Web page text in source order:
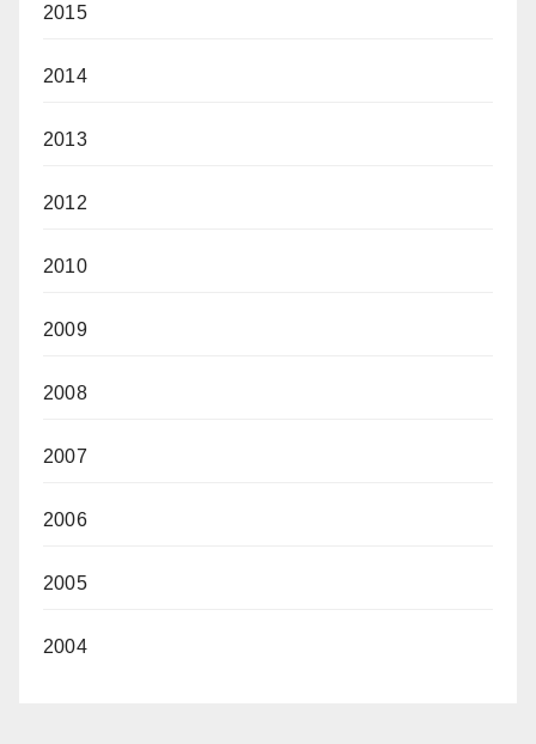
2015
2014
2013
2012
2010
2009
2008
2007
2006
2005
2004